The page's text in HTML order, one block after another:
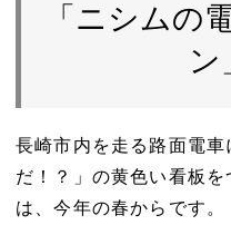
「ニシムの
ン
長崎市内を走る路面電
だ！？」の黄色い看板
は、今年の春からです。